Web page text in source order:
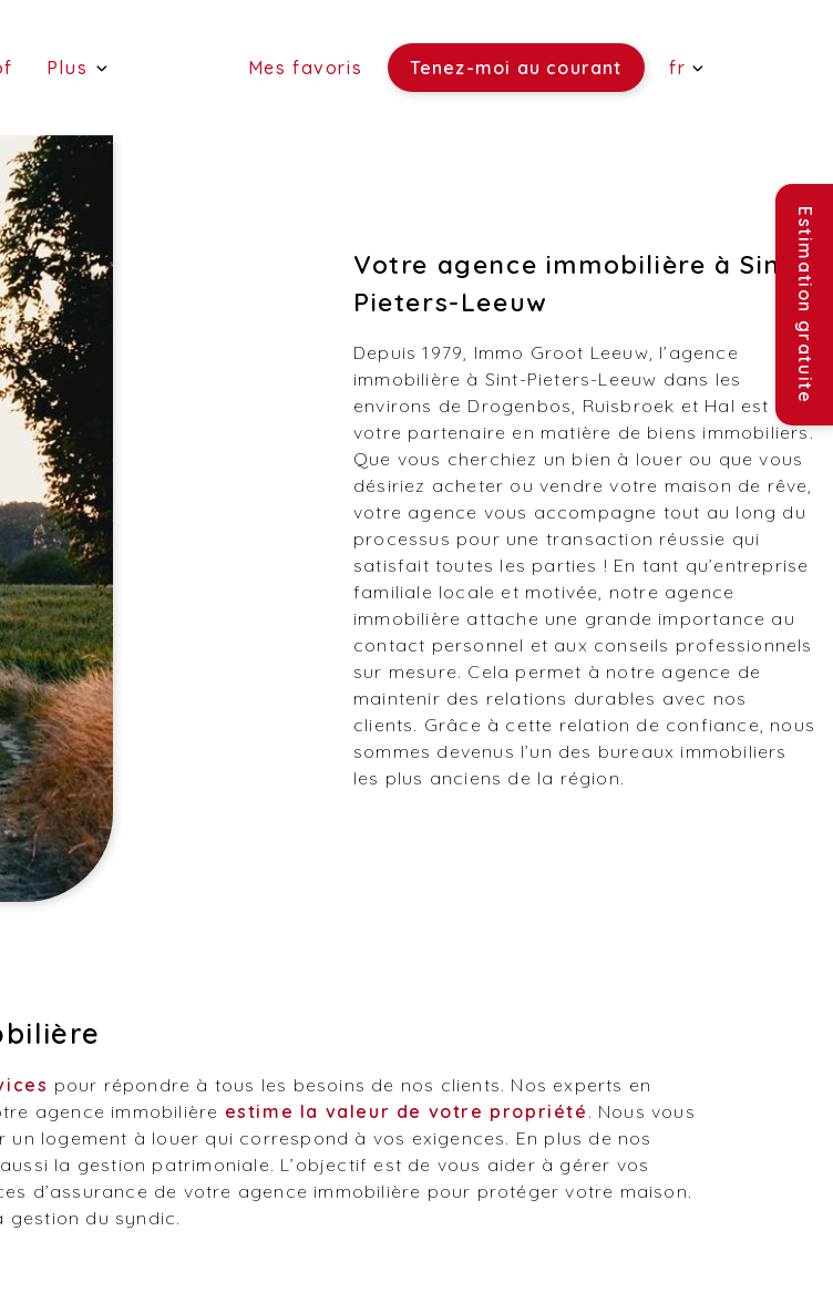
(Lindehof)
Plus Mes favoris Tenez-moi au courant fr
Votre agence immobilière à Sint-
Pieters-Leeuw
Depuis 1979, Immo Groot Leeuw, l’agence
immobilière à Sint-Pieters-Leeuw dans les
environs de Drogenbos, Ruisbroek et Hal est
votre partenaire en matière de biens immobiliers.
Que vous cherchiez un bien à louer ou que vous
désiriez acheter ou vendre votre maison de rêve,
votre agence vous accompagne tout au long du
processus pour une transaction réussie qui
satisfait toutes les parties ! En tant qu’entreprise
familiale locale et motivée, notre agence
immobilière attache une grande importance au
contact personnel et aux conseils professionnels
sur mesure. Cela permet à notre agence de
maintenir des relations durables avec nos
clients. Grâce à cette relation de confiance, nous
sommes devenus l’un des bureaux immobiliers
les plus anciens de la région.
pour répondre à tous les besoins de nos clients. Nos experts en
agence immobilière estime la valeur de votre propriété . Nous vous
un logement à louer qui correspond à vos exigences. En plus de nos
la gestion patrimoniale. L’objectif est de vous aider à gérer vos
d’assurance de votre agence immobilière pour protéger votre maison.
gestion du syndic.
Estimation gratuite